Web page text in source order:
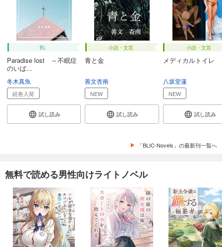
BL
Paradise lost ～不眠症
のいば...
冬木真魚
続巻入荷
試し読み
小説・文芸
青と金
善文杏南
NEW
試し読み
小説・文芸
メディカルトイレ
八坂堂蓮
NEW
試し読み
「BLIC-Novels」の最新刊一覧へ
無料で読める男性向けライトノベル